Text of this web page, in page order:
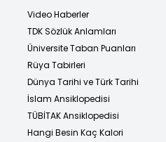
Video Haberler
TDK Sözlük Anlamları
Üniversite Taban Puanları
Rüya Tabirleri
Dünya Tarihi ve Türk Tarihi
İslam Ansiklopedisi
TÜBİTAK Ansiklopedisi
Hangi Besin Kaç Kalori